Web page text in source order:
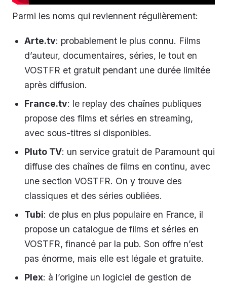
Parmi les noms qui reviennent régulièrement:
Arte.tv: probablement le plus connu. Films
d’auteur, documentaires, séries, le tout en
VOSTFR et gratuit pendant une durée limitée
après diffusion.
France.tv: le replay des chaînes publiques
propose des films et séries en streaming,
avec sous-titres si disponibles.
Pluto TV: un service gratuit de Paramount qui
diffuse des chaînes de films en continu, avec
une section VOSTFR. On y trouve des
classiques et des séries oubliées.
Tubi: de plus en plus populaire en France, il
propose un catalogue de films et séries en
VOSTFR, financé par la pub. Son offre n’est
pas énorme, mais elle est légale et gratuite.
Plex: à l’origine un logiciel de gestion de